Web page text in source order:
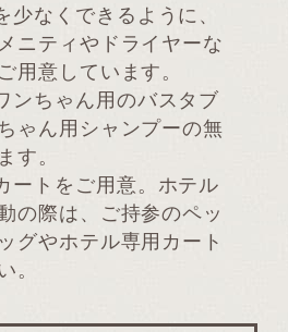
少なくできるように、
ニティやドライヤーな
用意しています。
ンちゃん用のバスタブ
ゃん用シャンプーの無
す。
ートをご用意。ホテル
の際は、ご持参のペッ
グやホテル専用カート
。